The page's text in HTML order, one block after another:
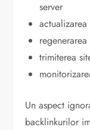
server
trimiterea
Un aspect
backlinkurilor